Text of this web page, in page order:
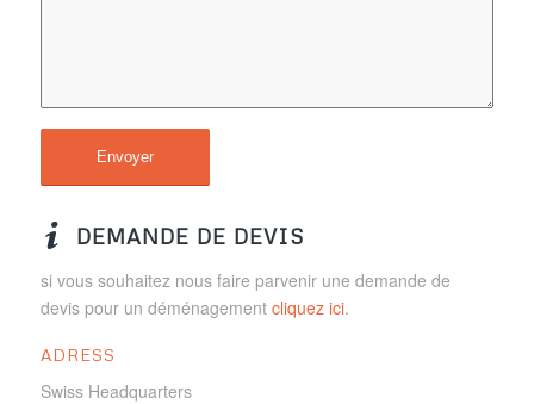
DEMANDE DE DEVIS
si vous souhaitez nous faire parvenir une demande de
devis pour un déménagement cliquez ici.
ADRESS
Swiss Headquarters